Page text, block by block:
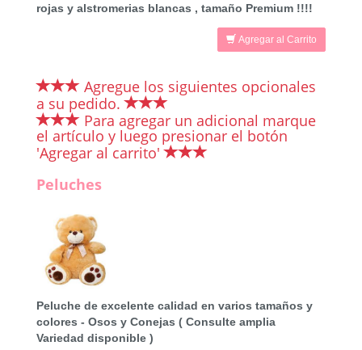
rojas y alstromerias blancas , tamaño Premium !!!!
Agregar al Carrito
Agregue los siguientes opcionales
a su pedido.
Para agregar un adicional marque
el artículo y luego presionar el botón
'Agregar al carrito'
Peluches
Peluche de excelente calidad en varios tamaños y
colores - Osos y Conejas ( Consulte amplia
Variedad disponible )